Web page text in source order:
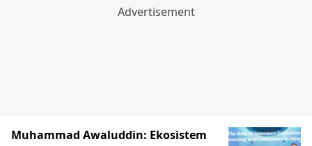
Muhammad Awaluddin: Ekosistem